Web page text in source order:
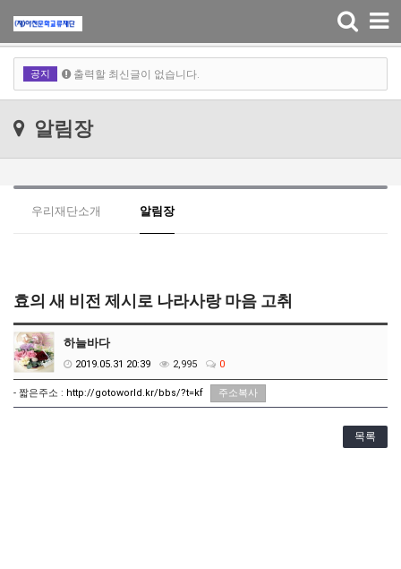
Toggle
navigation
공지
출력할 최신글이 없습니다.
출력할 최신글이 없습니다.
알림장
우리재단소개 알림장
효의 새 비전 제시로 나라사랑 마음 고취
하늘바다
2019.05.31 20:39 2,995 0
- 짧은주소 : http://gotoworld.kr/bbs/?t=kf 주소복사
목록